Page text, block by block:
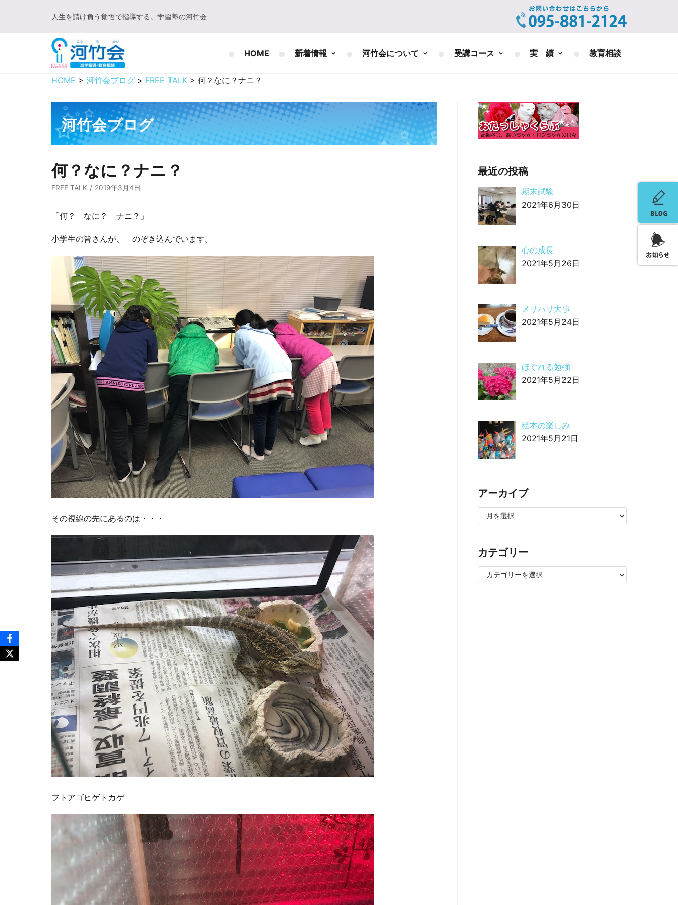
人生を請け負う覚悟で指導する。学習塾の河竹会
HOME 新着情報 河竹会について 受講コース 実 績 教育相談
HOME > 河竹会ブログ > FREE TALK > 何？なに？ナニ？
河竹会ブログ
何？なに？ナニ？
FREE TALK 2019年3月4日
「何？ なに？ ナニ？」
小学生の皆さんが、 のぞき込んでいます。
その視線の先にあるのは・・・
フトアゴヒゲトカゲ
最近の投稿
期末試験
2021年6月30日
心の成長
2021年5月26日
メリハリ大事
2021年5月24日
ほぐれる勉強
2021年5月22日
絵本の楽しみ
2021年5月21日
アーカイブ
カテゴリー